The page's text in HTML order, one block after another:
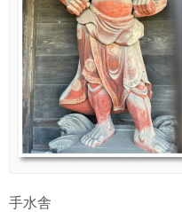
手水舎